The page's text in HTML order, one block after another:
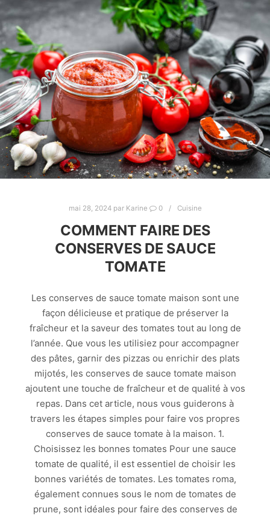
mai 28, 2024par Karine 0 Cuisine
COMMENT FAIRE DES
CONSERVES DE SAUCE
TOMATE
Les conserves de sauce tomate maison sont une
façon délicieuse et pratique de préserver la
fraîcheur et la saveur des tomates tout au long de
l’année. Que vous les utilisiez pour accompagner
des pâtes, garnir des pizzas ou enrichir des plats
mijotés, les conserves de sauce tomate maison
ajoutent une touche de fraîcheur et de qualité à vos
repas. Dans cet article, nous vous guiderons à
travers les étapes simples pour faire vos propres
conserves de sauce tomate à la maison. 1.
Choisissez les bonnes tomates Pour une sauce
tomate de qualité, il est essentiel de choisir les
bonnes variétés de tomates. Les tomates roma,
également connues sous le nom de tomates de
prune, sont idéales pour faire des conserves de